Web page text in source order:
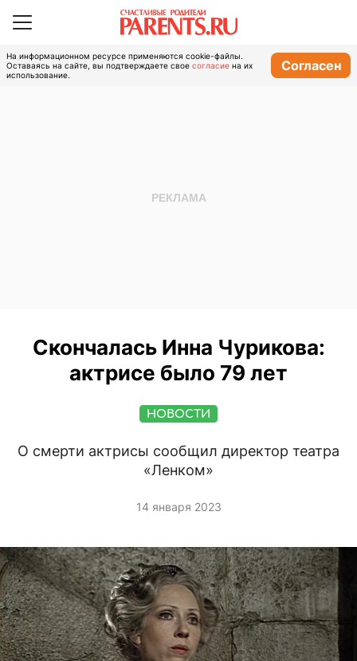
На информационном ресурсе применяются cookie-файлы.
Оставаясь на сайте, вы подтверждаете свое согласие на их
использование.
Согласен
Скончалась Инна Чурикова:
актрисе было 79 лет
НОВОСТИ
О смерти актрисы сообщил директор театра
«Ленком»
14 января 2023